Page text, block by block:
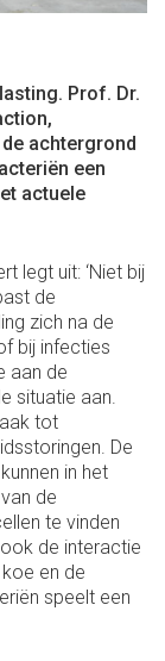
Prof. Dr.
achtergrond
een
actuele
legt uit: ‘Niet bij
de
zich na de
bij infecties
aan de
situatie aan.
tot
De
in het
de
te vinden
de interactie
en de
speelt een